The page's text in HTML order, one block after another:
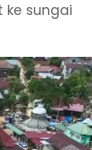
ke sungai